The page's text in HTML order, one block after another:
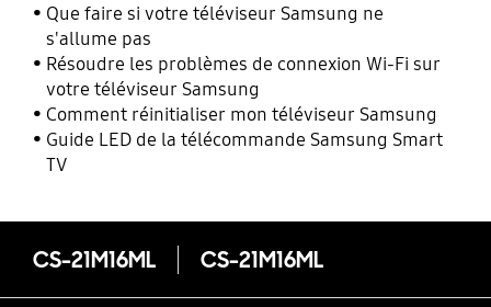
Que faire si votre téléviseur Samsung ne
s'allume pas
Résoudre les problèmes de connexion Wi-Fi sur
votre téléviseur Samsung
Comment réinitialiser mon téléviseur Samsung
Guide LED de la télécommande Samsung Smart
TV
CS-21M16ML CS-21M16ML